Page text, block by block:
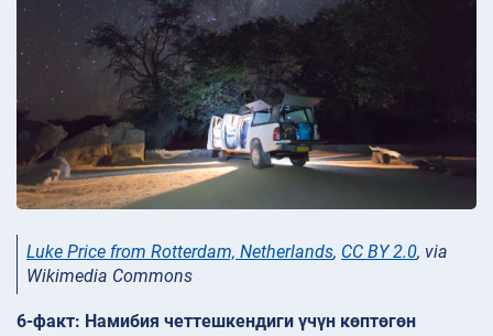
Luke Price from Rotterdam, Netherlands, CC BY 2.0, via
Wikimedia Commons
6-факт: Намибия четтешкендиги үчүн көптөгөн